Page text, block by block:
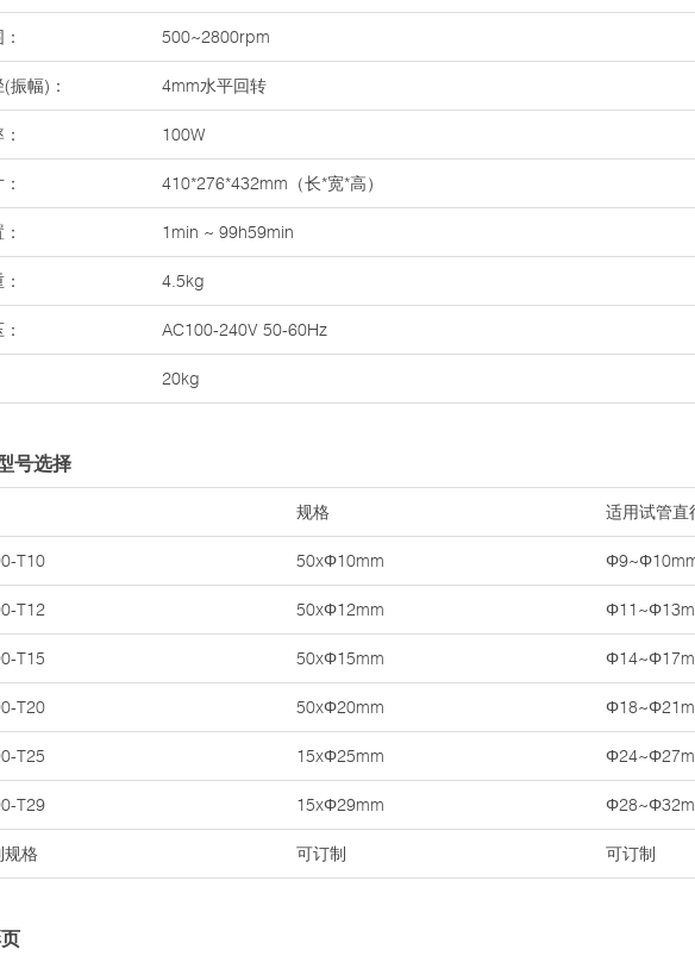
500~2800rpm
振幅)： 4mm水平回转
100W
410*276*432mm（长*宽*高）
1min ~ 99h59min
4.5kg
AC100-240V 50-60Hz
20kg
号选择
规格 适用试管直
T10 50xΦ10mm
T12 50xΦ12mm
T15 50xΦ15mm
T20 50xΦ20mm
T25 15xΦ25mm
T29 15xΦ29mm
规格 可订制 可订制